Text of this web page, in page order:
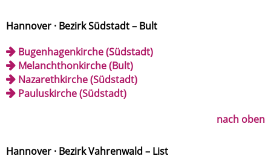
Hannover · Bezirk Südstadt – Bult
Bugenhagenkirche (Südstadt)
Melanchthonkirche (Bult)
Nazarethkirche (Südstadt)
Pauluskirche (Südstadt)
nach oben
Hannover · Bezirk Vahrenwald – List